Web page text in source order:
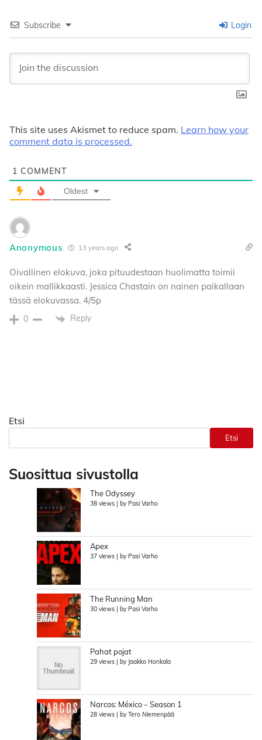
Subscribe Login
This site uses Akismet to reduce spam. Learn how your
comment data is processed.
1 COMMENT
Oldest
Anonymous 13 years ago
Oivallinen elokuva, joka pituudestaan huolimatta toimii
oikein mallikkaasti. Jessica Chastain on nainen paikallaan
tässä elokuvassa. 4/5p
0 Reply
Etsi
Etsi
Suosittua sivustolla
The Odyssey
38 views | by Pasi Varho
Apex
37 views | by Pasi Varho
The Running Man
30 views | by Pasi Varho
Pahat pojat
29 views | by Jaakko Honkala
Narcos: México – Season 1
28 views | byTero Niemenpää